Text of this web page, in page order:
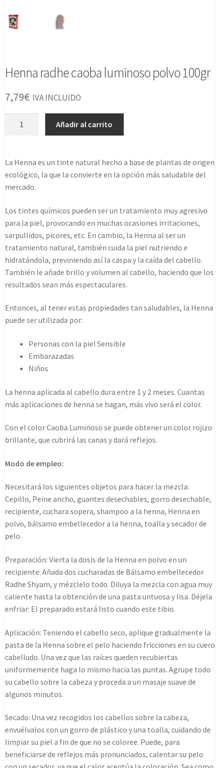
Henna radhe caoba luminoso polvo 100gr
7,79€ IVA INCLUIDO
polvo
100gr
cantidad
Añadir al carrito
La Henna es un tinte natural hecho a base de plantas de origen
ecológico, la que la convierte en la opción más saludable del
mercado.
Los tintes químicos pueden ser un tratamiento muy agresivo
para la piel, provocando en muchas ocasiones irritaciones,
sarpullidos, picores, etc. En cambio, la Henna al ser un
tratamiento natural, también cuida la piel nutriendo e
hidratándola, previniendo así la caspa y la caída del cabello.
También le añade brillo y volumen al cabello, haciendo que los
resultados sean más espectaculares.
Entonces, al tener estas propiedades tan saludables, la Henna
puede ser utilizada por:
Personas con la piel Sensible
Embarazadas
Niños
La henna aplicada al cabello dura entre 1 y 2 meses. Cuantas
más aplicaciones de henna se hagan, más vivo será el color.
Con el color Caoba Luminoso se puede obtener un color rojizo
brillante, que cubrirá las canas y dará reflejos.
Modo de empleo:
Necesitará los siguientes objetos para hacer la mezcla:
Cepillo, Peine ancho, guantes desechables, gorro desechable,
recipiente, cuchara sopera, shampoo a la henna, Henna en
polvo, bálsamo embellecedor a la henna, toalla y secador de
pelo.
Preparación: Vierta la dosis de la Henna en polvo en un
recipiente: Añada dos cucharadas de Bálsamo embellecedor
Radhe Shyam, y mézclelo todo. Diluya la mezcla con agua muy
caliente hasta la obtención de una pasta untuosa y lisa. Déjela
enfriar: El preparado estará listo cuando este tibio.
Aplicación: Teniendo el cabello seco, aplique gradualmente la
pasta de la Henna sobre el pelo haciendo fricciones en su cuero
cabelludo. Una vez que las raíces queden recubiertas
uniformemente haga lo mismo hacia las puntas. Agrupe todo
su cabello sobre la cabeza y proceda a un masaje suave de
algunos minutos.
Secado: Una vez recogidos los cabellos sobre la cabeza,
envuélvalos con un gorro de plástico y una toalla, cuidando de
limpiar su piel a fin de que no se coloree. Puede, para
beneficiarse de reflejos más pronunciados, calentar su pelo